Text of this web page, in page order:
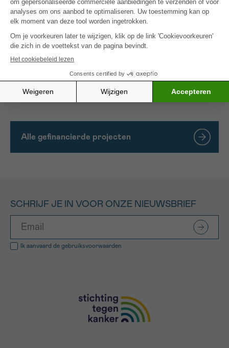
resultaten worden gedeeld via studiedagen en
publicaties in het zorgnetwerk en in het bredere
veld.
Dit project is uitgeschreven en wordt gedragen
door een kernteam van professionals, patiënten en
naasten, met ervaring in de directe zorg voor
oncologische, palliatieve of op spoed opgenomen
patiënten.
Alle gefinancierde projecten
SCHRIJF JE IN VOOR ONZE NIEUWSBRIEF
Ik aanvaard de gebruiksvoorwaarden